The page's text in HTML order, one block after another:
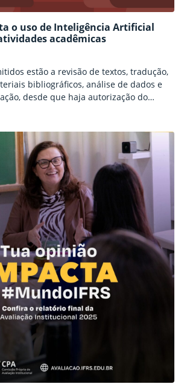
o uso de Inteligência Artificial
acadêmicas
estão a revisão de textos, tradução,
bibliográficos, análise de dados e
desde que haja autorização do
transparente da Inteligência Artificial,
tecnológicas no ambiente